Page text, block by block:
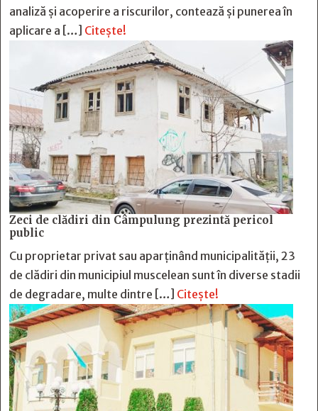
analiză și acoperire a riscurilor, contează și punerea în
aplicare a […] Citește!
Zeci de clădiri din Câmpulung prezintă pericol
public
Cu proprietar privat sau aparținând municipalității, 23
de clădiri din municipiul muscelean sunt în diverse stadii
de degradare, multe dintre […] Citește!